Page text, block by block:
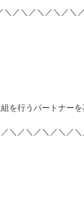
＼／＼／＼／＼
を行うパートナーを
＼／＼／＼／＼／